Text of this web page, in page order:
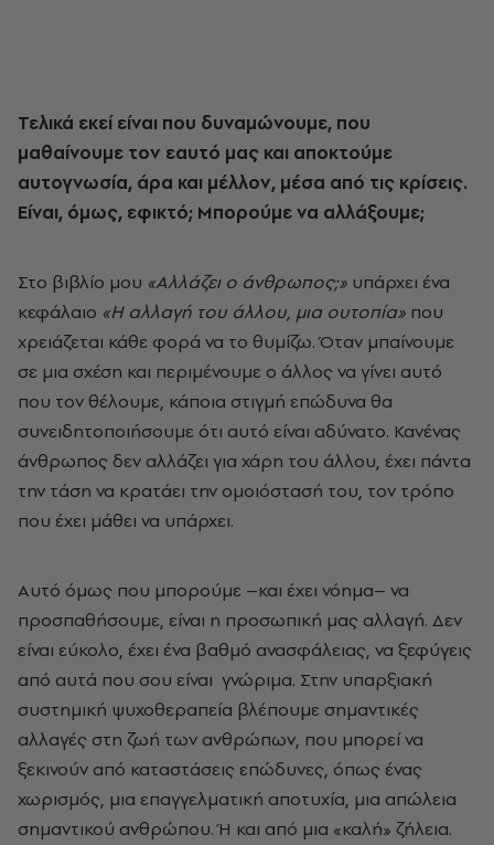
Τελικά εκεί είναι που δυναμώνουμε, που
μαθαίνουμε τον εαυτό μας και αποκτούμε
αυτογνωσία, άρα και μέλλον, μέσα από τις κρίσεις.
Είναι, όμως, εφικτό; Μπορούμε να αλλάξουμε;
Στο βιβλίο μου «Αλλάζει ο άνθρωπος;» υπάρχει ένα
κεφάλαιο «Η αλλαγή του άλλου, μια ουτοπία» που
χρειάζεται κάθε φορά να το θυμίζω. Όταν μπαίνουμε
σε μια σχέση και περιμένουμε ο άλλος να γίνει αυτό
που τον θέλουμε, κάποια στιγμή επώδυνα θα
συνειδητοποιήσουμε ότι αυτό είναι αδύνατο. Κανένας
άνθρωπος δεν αλλάζει για χάρη του άλλου, έχει πάντα
την τάση να κρατάει την ομοιόστασή του, τον τρόπο
που έχει μάθει να υπάρχει.
Αυτό όμως που μπορούμε –και έχει νόημα– να
προσπαθήσουμε, είναι η προσωπική μας αλλαγή. Δεν
είναι εύκολο, έχει ένα βαθμό ανασφάλειας, να ξεφύγεις
από αυτά που σου είναι γνώριμα. Στην υπαρξιακή
συστημική ψυχοθεραπεία βλέπουμε σημαντικές
αλλαγές στη ζωή των ανθρώπων, που μπορεί να
ξεκινούν από καταστάσεις επώδυνες, όπως ένας
χωρισμός, μια επαγγελματική αποτυχία, μια απώλεια
σημαντικού ανθρώπου. Ή και από μια «καλή» ζήλεια.